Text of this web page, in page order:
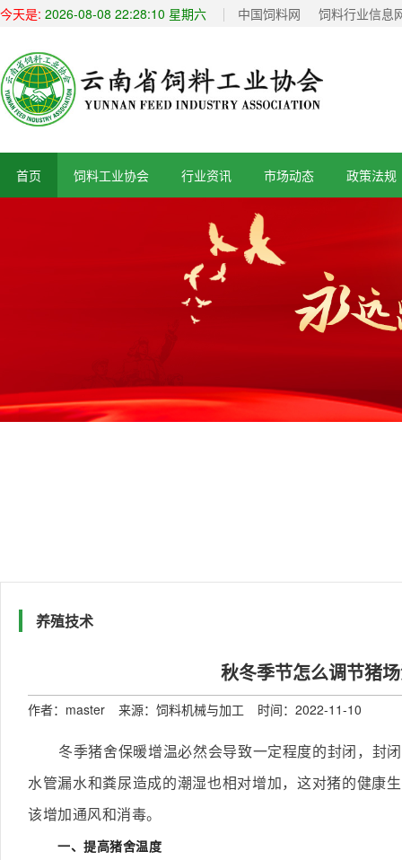
今天是: 2026-08-08 22:28:10 星期六 中国饲料网 饲料行业信息
首页 饲料工业协会 行业资讯 市场动态 政策法规
养殖技术
秋冬季节怎么调节猪
作者：master 来源：饲料机械与加工 时间：2022-11-10
冬季猪舍保暖增温必然会导致一定程度的封闭，封
水管漏水和粪尿造成的潮湿也相对增加，这对猪的健康
该增加通风和消毒。
一、提高猪舍温度